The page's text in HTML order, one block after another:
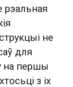
рэальная
не
для
на першы
з іх